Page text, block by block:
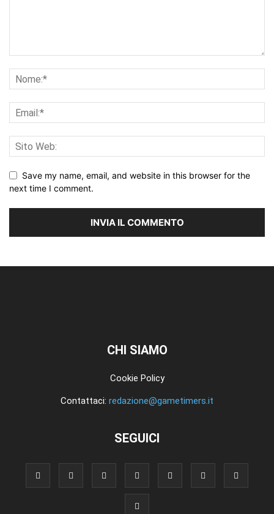
Save my name, email, and website in this browser for the
next time I comment.
CHI SIAMO
Cookie Policy
Contattaci: redazione@gametimers.it
SEGUICI